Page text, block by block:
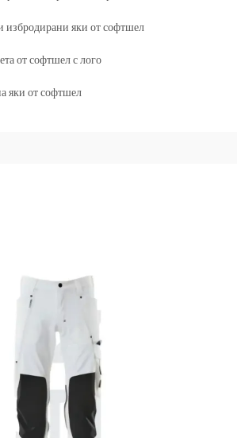
избродирани яки от софтшел
от софтшел с лого
яки от софтшел